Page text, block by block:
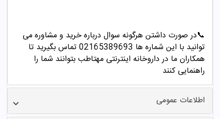
📞در صورت داشتن هرگونه سوال درباره خرید و مشاوره می
توانید با این شماره ها 02165389693
تماس بگیرید تا
همکاران ما در داروخانه اینترنتی مهتاطب بتوانند شما را
راهنمایی کنند
اطلاعات عمومی